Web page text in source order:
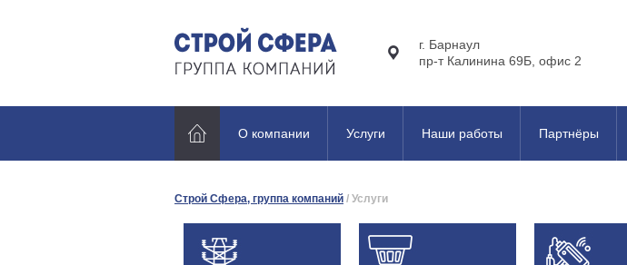
г. Барнаул
пр-т Калинина 69Б, офис 2
О компании Услуги Наши работы Партнёры
Строй Сфера, группа компаний / Услуги